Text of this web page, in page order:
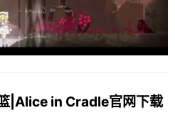
|Alice in Cradle官网下载